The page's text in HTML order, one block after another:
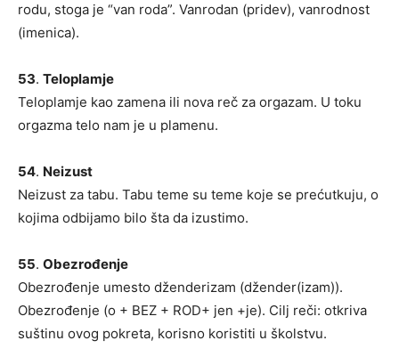
rodu, stoga je “van roda”. Vanrodan (pridev), vanrodnost
(imenica).
53. Teloplamje
Teloplamje kao zamena ili nova reč za orgazam. U toku
orgazma telo nam je u plamenu.
54. Neizust
Neizust za tabu. Tabu teme su teme koje se prećutkuju, o
kojima odbijamo bilo šta da izustimo.
55. Obezrođenje
Obezrođenje umesto dženderizam (džender(izam)).
Obezrođenje (o + BEZ + ROD+ jen +je). Cilj reči: otkriva
suštinu ovog pokreta, korisno koristiti u školstvu.